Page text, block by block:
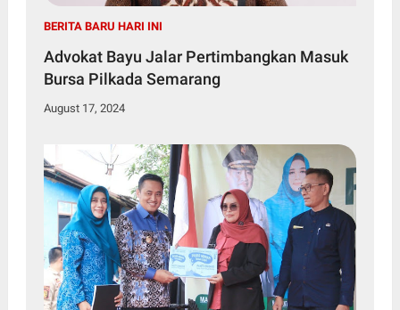
BERITA BARU HARI INI
Advokat Bayu Jalar Pertimbangkan Masuk
Bursa Pilkada Semarang
August 17, 2024